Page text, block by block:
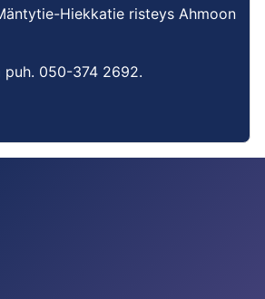
Hiekkatie risteys Ahmoon
puh. 050-374 2692.